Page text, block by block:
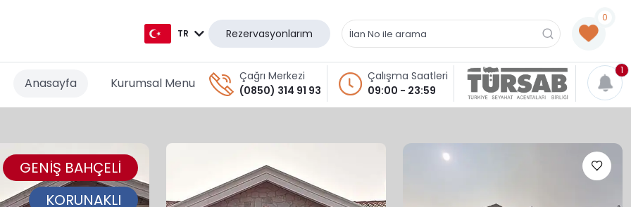
TR Rezervasyonlarım
0
Anasayfa Kurumsal Menu
Çağrı Merkezi
(0850) 314 91 93
Çalışma Saatleri
09:00 - 23:59
1
GENİŞ BAHÇELİ
KORUNAKLI